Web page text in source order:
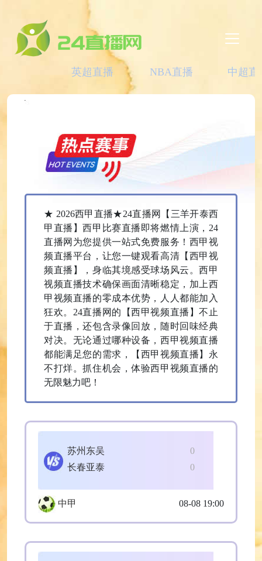
英超直播 NBA直播 中超直
★ 2026西甲直播★24直播网【三羊开泰西
甲直播】西甲比赛直播即将燃情上演，24
直播网为您提供一站式免费服务！西甲视
频直播平台，让您一键观看高清【西甲视
频直播】，身临其境感受球场风云。西甲
视频直播技术确保画面清晰稳定，加上西
甲视频直播的零成本优势，人人都能加入
狂欢。24直播网的【西甲视频直播】不止
于直播，还包含录像回放，随时回味经典
对决。无论通过哪种设备，西甲视频直播
都能满足您的需求，【西甲视频直播】永
不打烊。抓住机会，体验西甲视频直播的
无限魅力吧！
0
苏州东吴
0
长春亚泰
中甲 08-08 19:00